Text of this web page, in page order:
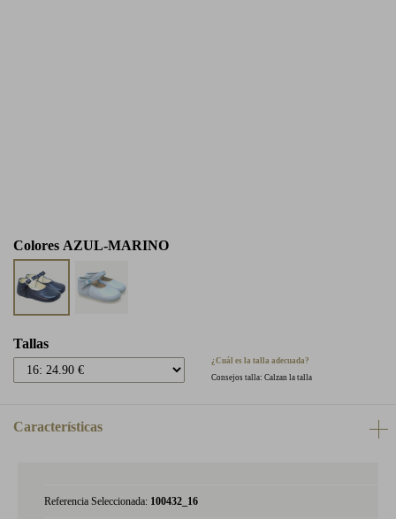
Colores AZUL-MARINO
Tallas
¿Cuál es la talla adecuada?
Consejos talla: Calzan la talla
Características
Referencia Seleccionada: 100432_16